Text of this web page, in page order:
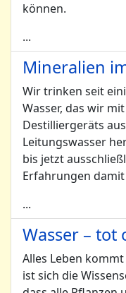
können.
...
Mineralien
Wir trinken seit
Wasser, das wir
Destilliergeräts
Leitungswasser
bis jetzt
Erfahrungen damit
...
Wasser – tot
Alles Leben
ist sich die